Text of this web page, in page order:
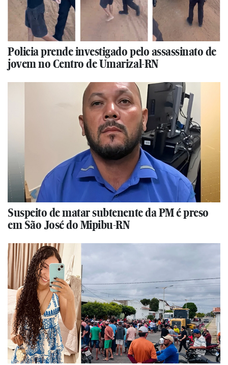
Policia prende investigado pelo assassinato de
jovem no Centro de Umarizal-RN
Suspeito de matar subtenente da PM é preso
em São José do Mipibu-RN